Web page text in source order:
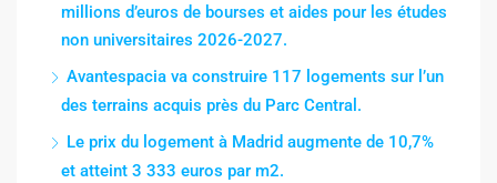
millions d’euros de bourses et aides pour les études
non universitaires 2026-2027.
Avantespacia va construire 117 logements sur l’un
des terrains acquis près du Parc Central.
Le prix du logement à Madrid augmente de 10,7%
et atteint 3 333 euros par m2.